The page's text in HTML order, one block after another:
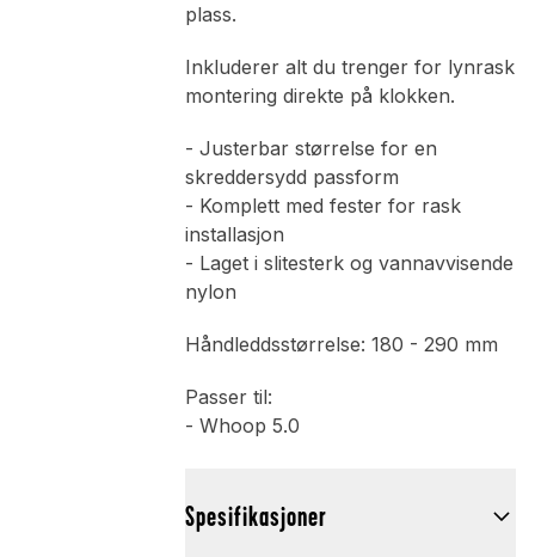
plass.
Inkluderer alt du trenger for lynrask
montering direkte på klokken.
- Justerbar størrelse for en
skreddersydd passform
- Komplett med fester for rask
installasjon
- Laget i slitesterk og vannavvisende
nylon
Håndleddsstørrelse: 180 - 290 mm
Passer til:
- Whoop 5.0
Spesifikasjoner